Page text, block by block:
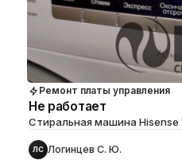
Ремонт платы управления
Не работает
Стиральная машина Hisense
ЛС Логинцев С. Ю.